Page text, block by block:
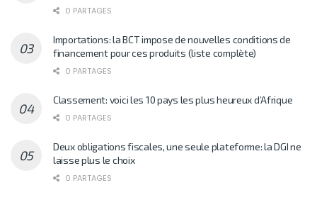
0 PARTAGES
Importations: la BCT impose de nouvelles conditions de
financement pour ces produits (liste complète)
0 PARTAGES
Classement: voici les 10 pays les plus heureux d’Afrique
0 PARTAGES
Deux obligations fiscales, une seule plateforme: la DGI ne
laisse plus le choix
0 PARTAGES